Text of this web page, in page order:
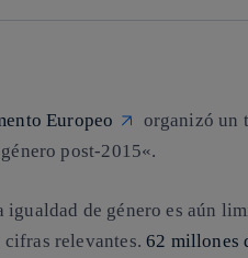
Europeo organizó un
géneropost-2015«.
de género es aún
cifras relevantes.62 millones